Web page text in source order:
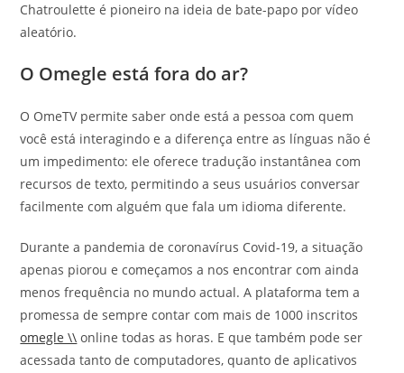
Chatroulette é pioneiro na ideia de bate-papo por vídeo
aleatório.
O Omegle está fora do ar?
O OmeTV permite saber onde está a pessoa com quem
você está interagindo e a diferença entre as línguas não é
um impedimento: ele oferece tradução instantânea com
recursos de texto, permitindo a seus usuários conversar
facilmente com alguém que fala um idioma diferente.
Durante a pandemia de coronavírus Covid-19, a situação
apenas piorou e começamos a nos encontrar com ainda
menos frequência no mundo actual. A plataforma tem a
promessa de sempre contar com mais de 1000 inscritos
omegle \\ online todas as horas. E que também pode ser
acessada tanto de computadores, quanto de aplicativos